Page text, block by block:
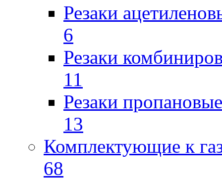
Резаки
6
Резаки
11
Резаки пропановые
13
Комплектующие к
68